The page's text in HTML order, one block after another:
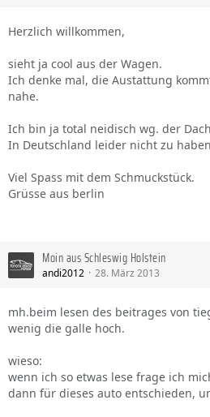
Herzlich willkommen,
sieht ja cool aus der Wagen.
Ich denke mal, die Austattung
nahe.
Ich bin ja total neidisch wg. der
In Deutschland leider nicht zu
Viel Spass mit dem Schmuckstück.
Grüsse aus berlin
Moin aus Schleswig Holstein
andi2012 28. März 2013
mh.beim lesen des beitrages von
wenig die galle hoch.
wieso:
wenn ich so etwas lese frage ich
dann für dieses auto entschieden,